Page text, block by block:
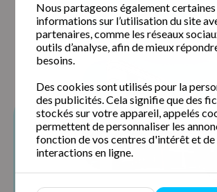
Nous partageons également certaines
informations sur l’utilisation du site
partenaires, comme les réseaux
outils d’analyse, afin de mieux
besoins.
Des cookies sont utilisés pour la
des publicités. Cela signifie que des
stockés sur votre appareil, appelés
permettent de personnaliser les
fonction de vos centres d'intérêt et de
interactions en ligne.
Clermont-Ferrand (63000) Issoire